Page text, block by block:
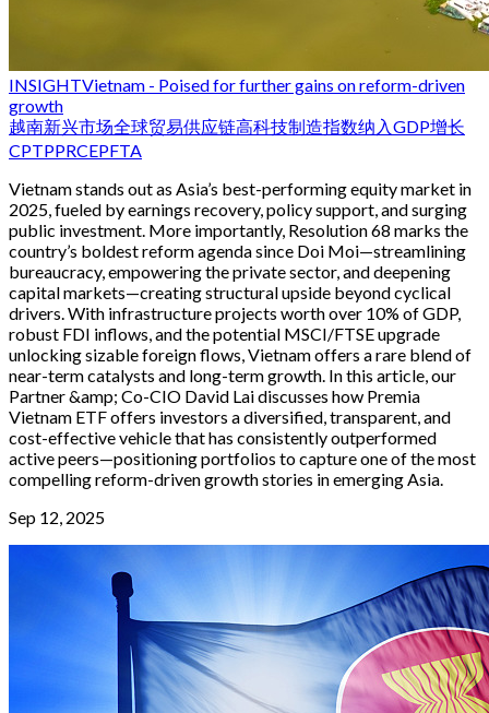
INSIGHTVietnam - Poised for further gains on reform-driven
growth
越南新兴市场全球贸易供应链高科技制造指数纳入 GDP增长
CPTPPRCEPFTA
Vietnam stands out as Asia’s best-performing equity market in
2025, fueled by earnings recovery, policy support, and surging
public investment. More importantly, Resolution 68 marks the
country’s boldest reform agenda since Doi Moi—streamlining
bureaucracy, empowering the private sector, and deepening
capital markets—creating structural upside beyond cyclical
drivers. With infrastructure projects worth over 10% of GDP,
robust FDI inflows, and the potential MSCI/FTSE upgrade
unlocking sizable foreign flows, Vietnam offers a rare blend of
near-term catalysts and long-term growth. In this article, our
Partner &amp; Co-CIO David Lai discusses how Premia
Vietnam ETF offers investors a diversified, transparent, and
cost-effective vehicle that has consistently outperformed
active peers—positioning portfolios to capture one of the most
compelling reform-driven growth stories in emerging Asia.
Sep 12, 2025